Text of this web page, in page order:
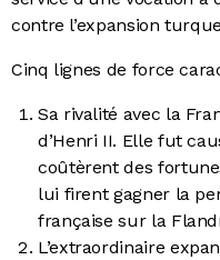
contre l’expansion
Cinq lignes de force
Sa rivalité avec la
d’Henri II. Elle fut
coûtèrent des
lui firent gagner la
française sur la
L’extraordinaire